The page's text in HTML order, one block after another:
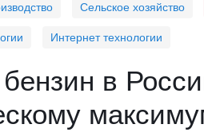
Сельское хозяйство
Интернет технологии
в